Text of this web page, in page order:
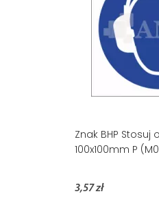
Znak BHP Stosuj
100x100mm P
3,57 zł